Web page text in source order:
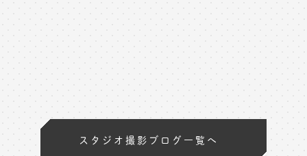
スタジオ撮影ブログ一覧へ